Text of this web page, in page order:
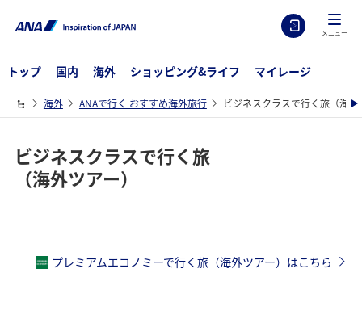
メニュー
トップ 国内 海外 ショッピング&ライフ マイレージ
海外 ANAで行く おすすめ海外旅行 ビジネスクラスで行く旅（海外
ビジネスクラスで行く旅
（海外ツアー）
プレミアムエコノミーで行く旅（海外ツアー）はこちら